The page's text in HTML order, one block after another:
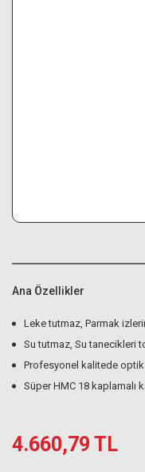
Ana Özellikler
Leke tutmaz, Parmak
Su tutmaz, Su tanecikleri
Profesyonel kalitede optik
Süper HMC 18 kaplamalı
4.660,79 TL